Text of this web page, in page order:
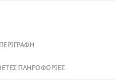
ΠΕΡΙΓΡΑΦΉ
ΠΛΗΡΟΦΟΡΊΕΣ